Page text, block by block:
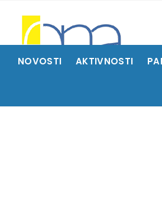
NOVOSTI AKTIVNOSTI